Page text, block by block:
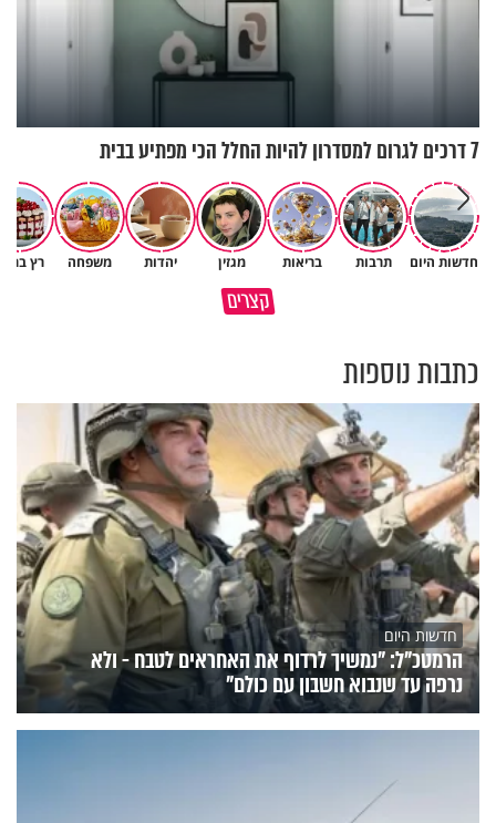
7 דרכים לגרום למסדרון להיות החלל הכי מפתיע בבית
חדשות היום תרבות בריאות מגזין יהדות משפחה רץ
קצרים
הגעתי לגיל 108 בזכות הכיבוד
כתבות נוספות
חדשות היום
הרמטכ"ל: "נמשיך לרדוף את האחראים לטבח - ולא
נרפה עד שנבוא חשבון עם כולם"